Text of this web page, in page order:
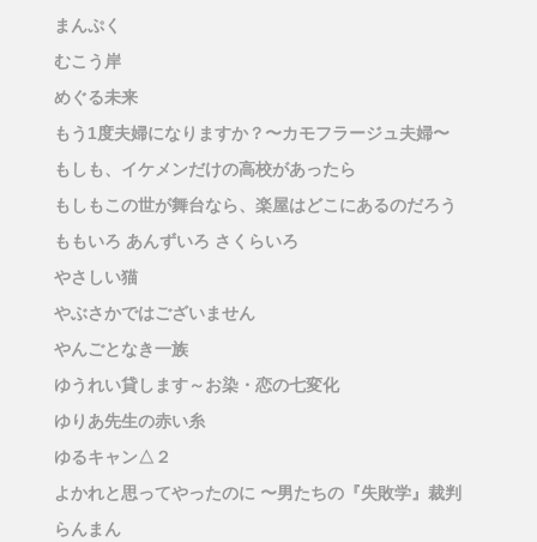
まんぷく
むこう岸
めぐる未来
もう1度夫婦になりますか？〜カモフラージュ夫婦〜
もしも、イケメンだけの高校があったら
もしもこの世が舞台なら、楽屋はどこにあるのだろう
ももいろ あんずいろ さくらいろ
やさしい猫
やぶさかではございません
やんごとなき一族
ゆうれい貸します～お染・恋の七変化
ゆりあ先生の赤い糸
ゆるキャン△２
よかれと思ってやったのに 〜男たちの『失敗学』裁判
らんまん